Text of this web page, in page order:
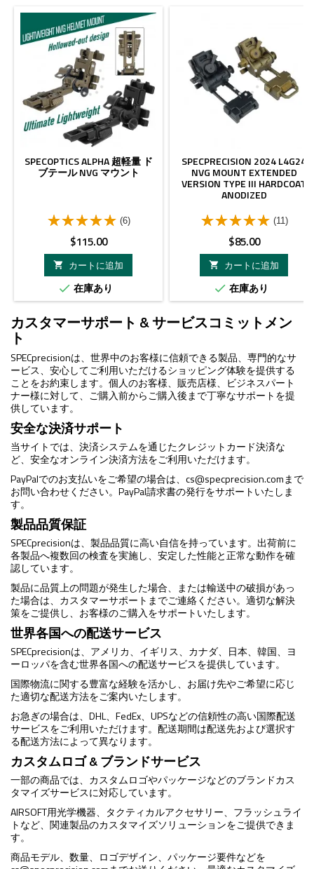
SPECOPTICS ALPHA 超軽量 ド
ブテール NVG マウント
(6)
価
格
$115.00

カートに追加
 在庫あり
SPECPRECISION 2024 L4G24
NVG MOUNT EXTENDED
VERSION TYPE III HARDCOAT
ANODIZED
(11)
価
格
$85.00

カートに追加
 在庫あり
カスタマーサポート & サービスコミットメン
ト
SPECprecisionは、世界中のお客様に信頼できる製品、専門的なサ
ービス、安心してご利用いただけるショッピング体験を提供する
ことをお約束します。個人のお客様、販売店様、ビジネスパート
ナー様に対して、ご購入前からご購入後まで丁寧なサポートを提
供しています。
安全な決済サポート
当サイトでは、決済システムを通じたクレジットカード決済な
ど、安全なオンライン決済方法をご利用いただけます。
PayPalでのお支払いをご希望の場合は、 cs@specprecision.comまで
お問い合わせください。PayPal請求書の発行をサポートいたしま
す。
製品品質保証
SPECprecisionは、製品品質に高い自信を持っています。出荷前に
各製品へ複数回の検査を実施し、安定した性能と正常な動作を確
認しています。
製品に品質上の問題が発生した場合、または輸送中の破損があっ
た場合は、カスタマーサポートまでご連絡ください。適切な解決
策をご提供し、お客様のご購入をサポートいたします。
世界各国への配送サービス
SPECprecisionは、アメリカ、イギリス、カナダ、日本、韓国、ヨ
ーロッパを含む世界各国への配送サービスを提供しています。
国際物流に関する豊富な経験を活かし、お届け先やご希望に応じ
た適切な配送方法をご案内いたします。
お急ぎの場合は、DHL、FedEx、UPSなどの信頼性の高い国際配送
サービスをご利用いただけます。配送期間は配送先および選択す
る配送方法によって異なります。
カスタムロゴ & ブランドサービス
一部の商品では、カスタムロゴやパッケージなどのブランドカス
タマイズサービスに対応しています。
AIRSOFT用光学機器、タクティカルアクセサリー、フラッシュライ
トなど、関連製品のカスタマイズソリューションをご提供できま
す。
商品モデル、数量、ロゴデザイン、パッケージ要件などを